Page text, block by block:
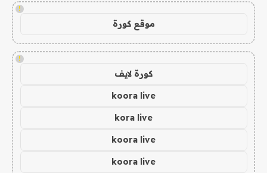
!
موقع كورة
!
كورة لايف
koora live
kora live
koora live
koora live